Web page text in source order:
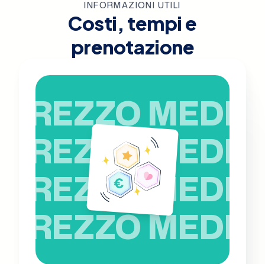
INFORMAZIONI UTILI
Costi, tempi e
prenotazione
PREZZO MEDIO
PREZZO MEDIO
PREZZO MEDIO
PREZZO MEDIO